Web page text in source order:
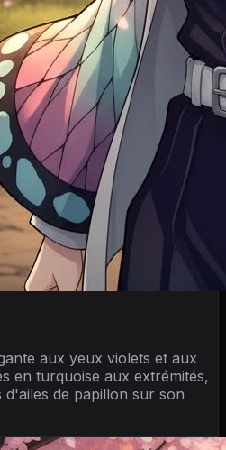
aux yeux violets et aux
en turquoise aux extrémités,
de papillon sur son